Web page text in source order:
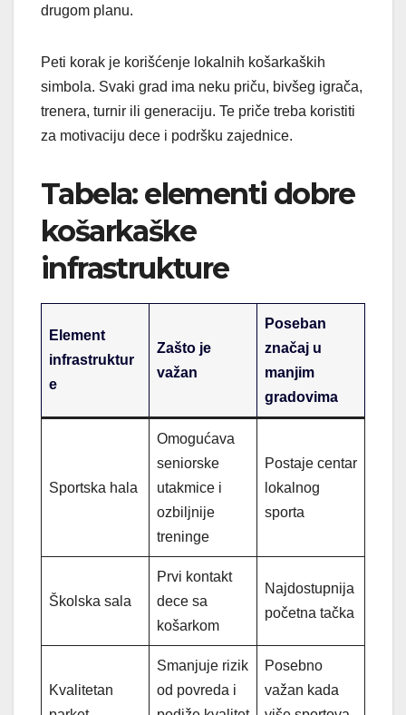
drugom planu.
Peti korak je korišćenje lokalnih košarkaških
simbola. Svaki grad ima neku priču, bivšeg igrača,
trenera, turnir ili generaciju. Te priče treba koristiti
za motivaciju dece i podršku zajednice.
Tabela: elementi dobre
košarkaške
infrastrukture
Element
infrastruktur
e
Zašto je
važan
Poseban
značaj u
manjim
gradovima
Sportska hala
Omogućava
seniorske
utakmice i
ozbiljnije
treninge
Postaje centar
lokalnog
sporta
Školska sala
Prvi kontakt
dece sa
košarkom
Najdostupnija
početna tačka
Kvalitetan
Smanjuje rizik
od povreda i
Posebno
važan kada